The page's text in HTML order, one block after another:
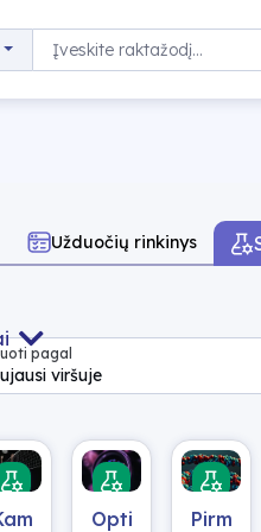
Paieška
Užduočių rinkinys
pagal
viršuje
Optiniai
Pirminė